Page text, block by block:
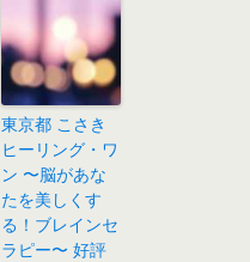
東京都 こさき
ヒーリング・ワ
ン 〜脳があな
たを美しくす
る！ブレインセ
ラピー〜 好評